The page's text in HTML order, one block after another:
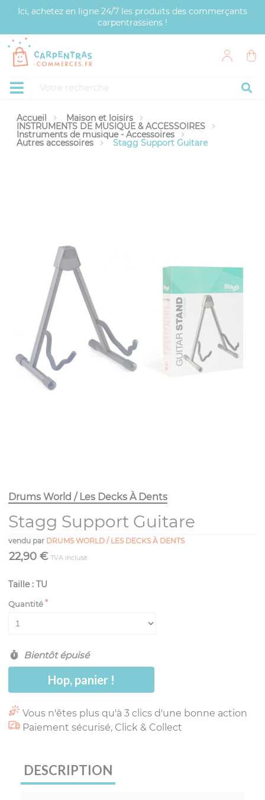
Ici, achetez en ligne 24/7 les produits des commerçants
carpentrassiens !
Accueil Maison et loisirs
INSTRUMENTS DE MUSIQUE & ACCESSOIRES
Instruments de musique - Accessoires
Autres accessoires Stagg Support Guitare
Drums World / Les Decks À Dents
Stagg Support Guitare
vendu par DRUMS WORLD / LES DECKS À DENTS
22,90 € TVA incluse
Taille : TU
Quantité
Bientôt épuisé
Hop, panier !
Vous n'êtes plus qu'à 3 clics d'une bonne action
Paiement sécurisé, Click & Collect
DESCRIPTION
Panneau de gestion des cookies